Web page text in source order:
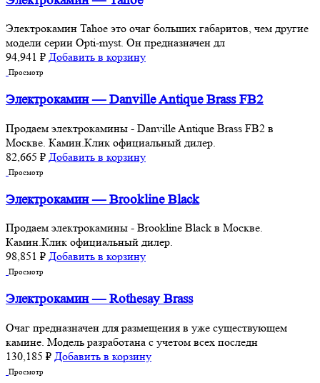
Электрокамин Tahoe это очаг больших габаритов, чем другие
модели серии Opti-myst. Он предназначен дл
94,941 ₽ Добавить в корзину
Просмотр
Электрокамин — Danville Antique Brass FB2
Продаем электрокамины - Danville Antique Brass FB2 в
Москве. Камин.Клик официальный дилер.
82,665 ₽ Добавить в корзину
Просмотр
Электрокамин — Brookline Black
Продаем электрокамины - Brookline Black в Москве.
Камин.Клик официальный дилер.
98,851 ₽ Добавить в корзину
Просмотр
Электрокамин — Rothesay Brass
Очаг предназначен для размещения в уже существующем
камине. Модель разработана с учетом всех последн
130,185 ₽ Добавить в корзину
Просмотр